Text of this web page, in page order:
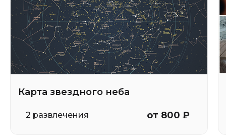
Карта звездного неба
2 развлечения от 800 ₽